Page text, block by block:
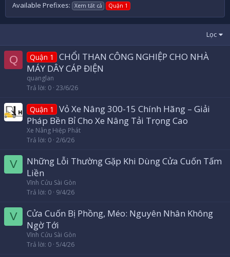
Available Prefixes: Xem tất cả Quận 1
Lọc
Q Quận 1
CHỔI THAN CÔNG NGHIỆP CHO NHÀ
MÁY DÂY CÁP ĐIỆN
quanglan
Trả lời 0 23/6/26
Quận 1
Vỏ Xe Nâng 300-15 Chính Hãng – Giải
Pháp Bền Bỉ Cho Xe Nâng Tải Trọng Cao
Xe Nâng Hiệp Phát
Trả lời 0 2/6/26
V
Những Lỗi Thường Gặp Khi Dùng Cửa Cuốn Tấm
Liền
Vĩnh Cửu Sài Gòn
Trả lời 0 9/4/26
V
Cửa Cuốn Bị Phồng, Méo: Nguyên Nhân Không
Ngờ Tới
Vĩnh Cửu Sài Gòn
Trả lời 0 5/4/26